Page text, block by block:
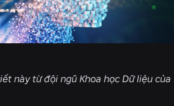
này từ đội ngũ Khoa học Dữ liệu của